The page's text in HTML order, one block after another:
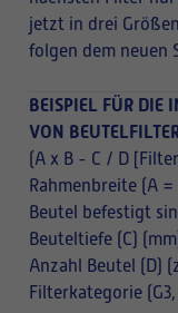
jetzt in drei
folgen dem neuen
BEISPIEL FÜR DIE
VON
(A x B - C / D
Rahmenbreite (A
Beutel befestigt
Beuteltiefe (C)
Anzahl Beutel (D)
Filterkategorie